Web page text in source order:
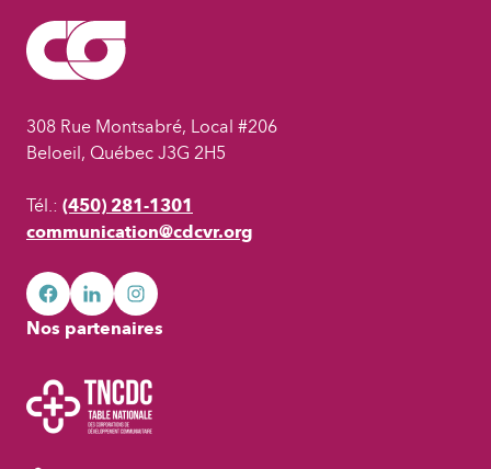
308 Rue Montsabré, Local #206
Beloeil, Québec J3G 2H5
Tél.: (450) 281-1301
communication@cdcvr.org
facebookgoogleplusgoogleplus
Nos partenaires